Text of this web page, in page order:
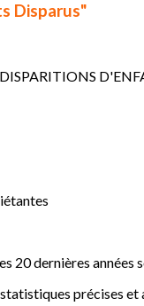
Disparus"
20 dernières années
précises et